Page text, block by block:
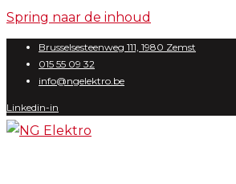
Spring naar de inhoud
Brusselsesteenweg 111, 1980 Zemst
015 55 09 32
info@ngelektro.be
Linkedin-in